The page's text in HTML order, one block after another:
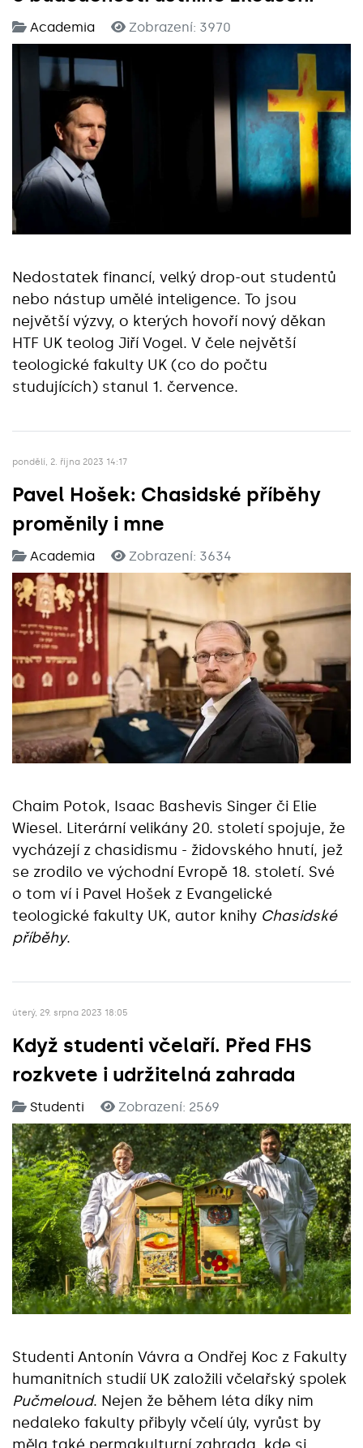
Academia Zobrazení: 3970
Nedostatek financí, velký drop-out studentů
nebo nástup umělé inteligence. To jsou
největší výzvy, o kterých hovoří nový děkan
HTF UK teolog Jiří Vogel. V čele největší
teologické fakulty UK (co do počtu
studujících) stanul 1. července.
pondělí, 2. října 2023 14:17
Pavel Hošek: Chasidské příběhy
proměnily i mne
Academia Zobrazení: 3634
Chaim Potok, Isaac Bashevis Singer či Elie
Wiesel. Literární velikány 20. století spojuje, že
vycházejí z chasidismu - židovského hnutí, jež
se zrodilo ve východní Evropě 18. století. Své
o tom ví i Pavel Hošek z Evangelické
teologické fakulty UK, autor knihy Chasidské
příběhy.
úterý, 29. srpna 2023 18:05
Když studenti včelaří. Před FHS
rozkvete i udržitelná zahrada
Studenti Zobrazení: 2569
Studenti Antonín Vávra a Ondřej Koc z Fakulty
humanitních studií UK založili včelařský spolek
Pučmeloud. Nejen že během léta díky nim
nedaleko fakulty přibyly včelí úly, vyrůst by